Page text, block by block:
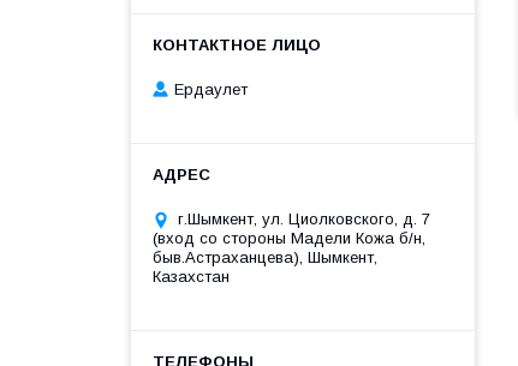
Ердаулет
г.Шымкент, ул. Циолковского, д. 7
(вход со стороны Мадели Кожа б/н,
быв.Астраханцева), Шымкент,
Казахстан